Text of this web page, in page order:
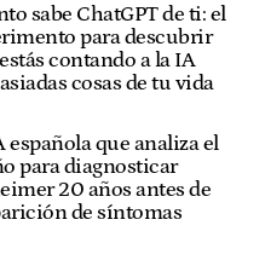
sabe ChatGPT de ti: el
para descubrir
contando a la IA
cosas de tu vida
española que analiza el
para diagnosticar
20 años antes de
de síntomas